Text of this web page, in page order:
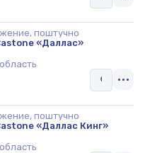
поштучно
«Даллас»
поштучно
«Даллас Кинг»